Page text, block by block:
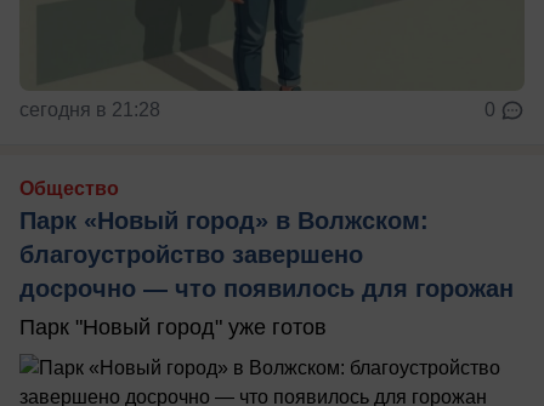
сегодня в 21:28 0
Общество
Парк «Новый город» в Волжском:
благоустройство завершено
досрочно — что появилось для горожан
Парк "Новый город" уже готов